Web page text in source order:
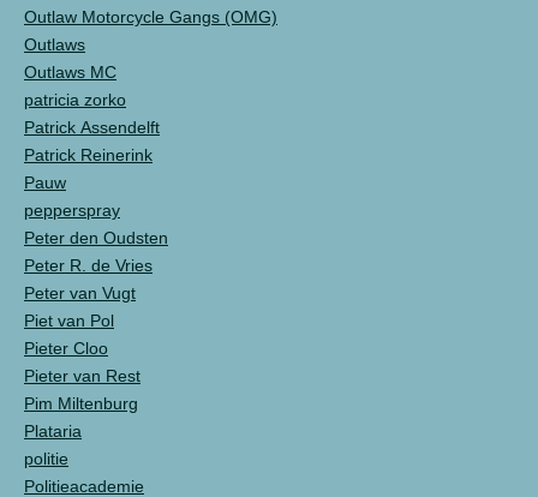
Outlaw Motorcycle Gangs (OMG)
Outlaws
Outlaws MC
patricia zorko
Patrick Assendelft
Patrick Reinerink
Pauw
pepperspray
Peter den Oudsten
Peter R. de Vries
Peter van Vugt
Piet van Pol
Pieter Cloo
Pieter van Rest
Pim Miltenburg
Plataria
politie
Politieacademie